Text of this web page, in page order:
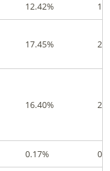
12.42% 1
17.45% 2
16.40% 2
0.17% 0